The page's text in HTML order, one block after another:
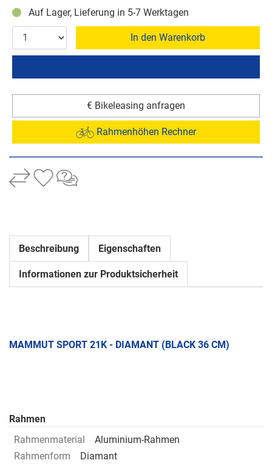
Auf Lager, Lieferung in 5-7 Werktagen
In den Warenkorb
€ Bikeleasing anfragen
Rahmenhöhen Rechner
Beschreibung Eigenschaften
Informationen zur Produktsicherheit
MAMMUT SPORT 21K - DIAMANT (BLACK 36 CM)
Rahmen
Rahmenmaterial
Aluminium-Rahmen
Rahmenform
Diamant